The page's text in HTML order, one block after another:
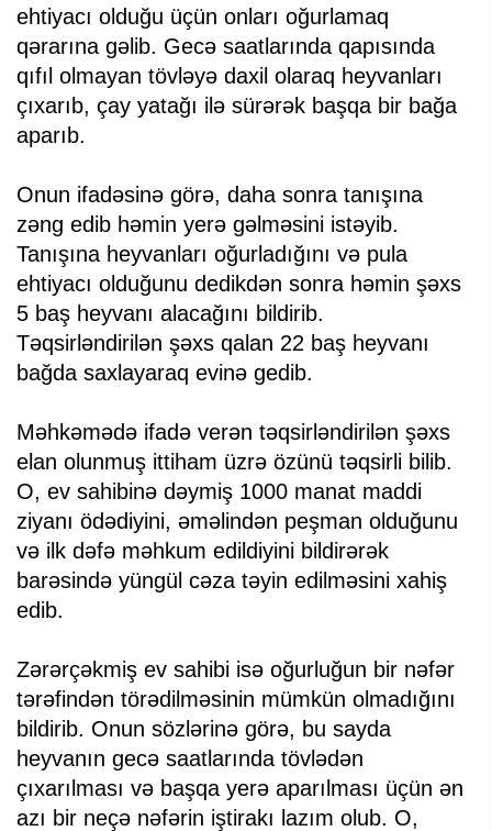
ehtiyacı olduğu üçün onları oğurlamaq
qərarına gəlib. Gecə saatlarında qapısında
qıfıl olmayan tövləyə daxil olaraq heyvanları
çıxarıb, çay yatağı ilə sürərək başqa bir bağa
aparıb.
Onun ifadəsinə görə, daha sonra tanışına
zəng edib həmin yerə gəlməsini istəyib.
Tanışına heyvanları oğurladığını və pula
ehtiyacı olduğunu dedikdən sonra həmin şəxs
5 baş heyvanı alacağını bildirib.
Təqsirləndirilən şəxs qalan 22 baş heyvanı
bağda saxlayaraq evinə gedib.
Məhkəmədə ifadə verən təqsirləndirilən şəxs
elan olunmuş ittiham üzrə özünü təqsirli bilib.
O, ev sahibinə dəymiş 1000 manat maddi
ziyanı ödədiyini, əməlindən peşman olduğunu
və ilk dəfə məhkum edildiyini bildirərək
barəsində yüngül cəza təyin edilməsini xahiş
edib.
Zərərçəkmiş ev sahibi isə oğurluğun bir nəfər
tərəfindən törədilməsinin mümkün olmadığını
bildirib. Onun sözlərinə görə, bu sayda
heyvanın gecə saatlarında tövlədən
çıxarılması və başqa yerə aparılması üçün ən
azı bir neçə nəfərin iştirakı lazım olub. O,